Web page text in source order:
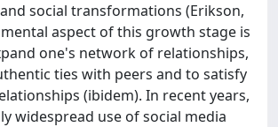
social transformations (Erikson,
aspect of this growth stage is
one's network of relationships,
ties with peers and to satisfy
(ibidem). In recent years,
widespread use of social media